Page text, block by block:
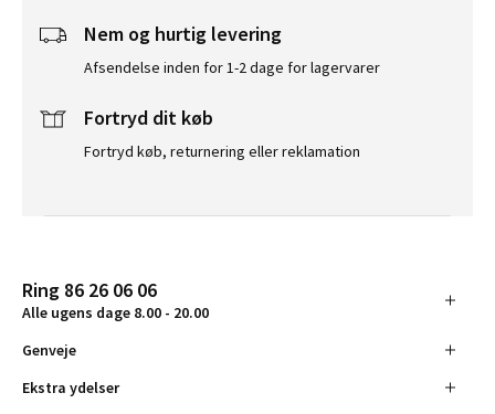
Nem og hurtig levering
Afsendelse inden for 1-2 dage for lagervarer
Fortryd dit køb
Fortryd køb, returnering eller reklamation
Ring 86 26 06 06
Alle ugens dage 8.00 - 20.00
Genveje
Ekstra ydelser